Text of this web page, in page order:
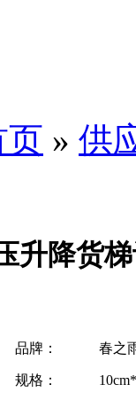
页 » 供
升降货
品牌： 春之
规格：